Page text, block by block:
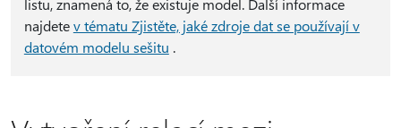
listu, znamená to, že existuje model. Další informace
najdetev tématu Zjistěte, jaké zdroje dat se používají v
datovém modelu sešitu .